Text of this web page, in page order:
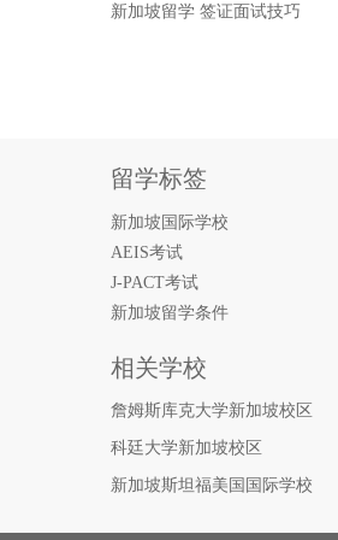
新加坡留学 签证面试技巧
留学标签
新加坡国际学校
AEIS考试
J-PACT考试
新加坡留学条件
相关学校
詹姆斯库克大学新加坡校区
科廷大学新加坡校区
新加坡斯坦福美国国际学校